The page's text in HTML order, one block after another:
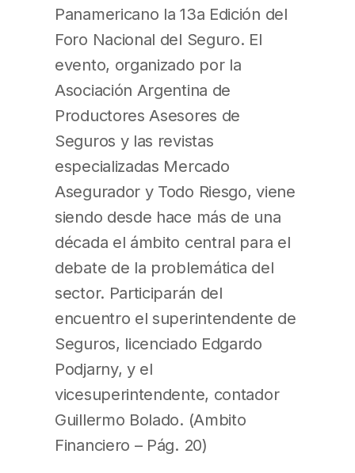
Panamericano la 13a Edición del
Foro Nacional del Seguro. El
evento, organizado por la
Asociación Argentina de
Productores Asesores de
Seguros y las revistas
especializadas Mercado
Asegurador y Todo Riesgo, viene
siendo desde hace más de una
década el ámbito central para el
debate de la problemática del
sector. Participarán del
encuentro el superintendente de
Seguros, licenciado Edgardo
Podjarny, y el
vicesuperintendente, contador
Guillermo Bolado. (Ambito
Financiero – Pág. 20)